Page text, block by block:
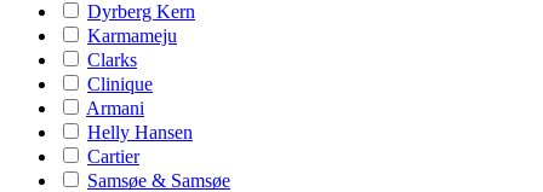
Dyrberg Kern
Karmameju
Clarks
Clinique
Armani
Helly Hansen
Cartier
Samsøe & Samsøe